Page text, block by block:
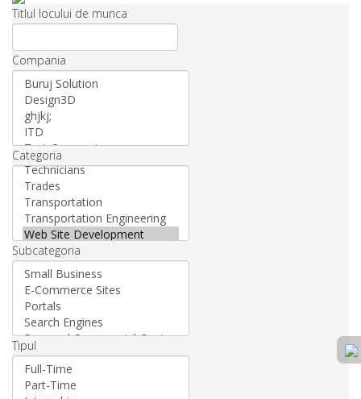
Titlul locului de munca
Compania
Categoria
Subcategoria
Tipul